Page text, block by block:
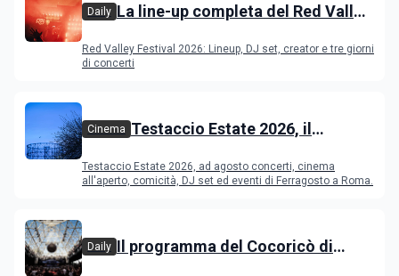
Daily La line-up completa del Red Valley
Red Valley Festival 2026: Lineup, DJ set, creator e tre giorni
di concerti
Cinema Testaccio Estate 2026, il
Ferragosto
Testaccio Estate 2026, ad agosto concerti, cinema
all'aperto, comicità, DJ set ed eventi di Ferragosto a Roma.
Daily Il programma del Cocoricò di